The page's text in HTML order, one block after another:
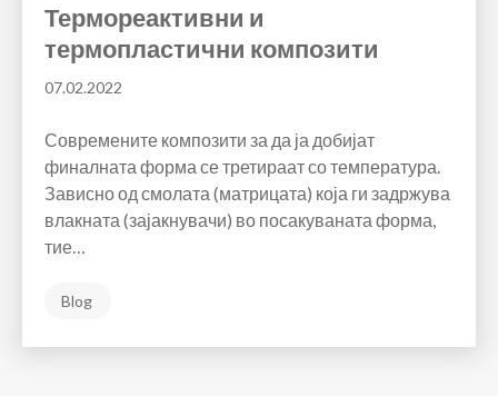
Термореактивни и
термопластични композити
07.02.2022
Современите композити за да ја добијат
финалната форма се третираат со температура.
Зависно од смолата (матрицата) која ги задржува
влакната (зајакнувачи) во посакуваната форма,
тие…
Blog